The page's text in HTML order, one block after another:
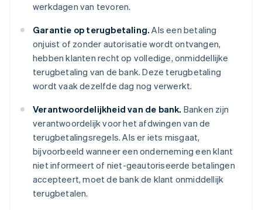
werkdagen van tevoren.
Garantie op terugbetaling. Als een betaling
onjuist of zonder autorisatie wordt ontvangen,
hebben klanten recht op volledige, onmiddellijke
terugbetaling van de bank. Deze terugbetaling
wordt vaak dezelfde dag nog verwerkt.
Verantwoordelijkheid van de bank. Banken zijn
verantwoordelijk voor het afdwingen van de
terugbetalingsregels. Als er iets misgaat,
bijvoorbeeld wanneer een onderneming een klant
niet informeert of niet-geautoriseerde betalingen
accepteert, moet de bank de klant onmiddellijk
terugbetalen.